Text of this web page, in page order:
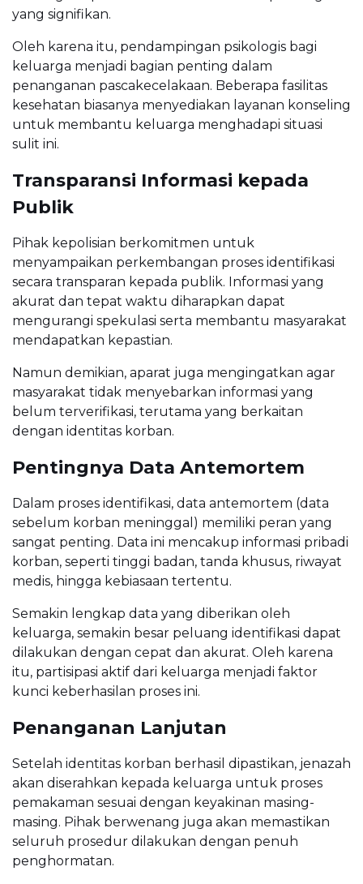
yang signifikan.
Oleh karena itu, pendampingan psikologis bagi
keluarga menjadi bagian penting dalam
penanganan pascakecelakaan. Beberapa fasilitas
kesehatan biasanya menyediakan layanan konseling
untuk membantu keluarga menghadapi situasi
sulit ini.
Transparansi Informasi kepada
Publik
Pihak kepolisian berkomitmen untuk
menyampaikan perkembangan proses identifikasi
secara transparan kepada publik. Informasi yang
akurat dan tepat waktu diharapkan dapat
mengurangi spekulasi serta membantu masyarakat
mendapatkan kepastian.
Namun demikian, aparat juga mengingatkan agar
masyarakat tidak menyebarkan informasi yang
belum terverifikasi, terutama yang berkaitan
dengan identitas korban.
Pentingnya Data Antemortem
Dalam proses identifikasi, data antemortem (data
sebelum korban meninggal) memiliki peran yang
sangat penting. Data ini mencakup informasi pribadi
korban, seperti tinggi badan, tanda khusus, riwayat
medis, hingga kebiasaan tertentu.
Semakin lengkap data yang diberikan oleh
keluarga, semakin besar peluang identifikasi dapat
dilakukan dengan cepat dan akurat. Oleh karena
itu, partisipasi aktif dari keluarga menjadi faktor
kunci keberhasilan proses ini.
Penanganan Lanjutan
Setelah identitas korban berhasil dipastikan, jenazah
akan diserahkan kepada keluarga untuk proses
pemakaman sesuai dengan keyakinan masing-
masing. Pihak berwenang juga akan memastikan
seluruh prosedur dilakukan dengan penuh
penghormatan.